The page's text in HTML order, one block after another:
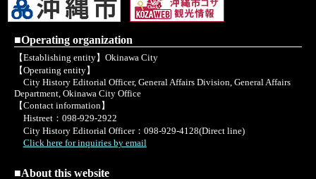
■Operating organization
【Establishing entity】Okinawa City
【Operating entity】
City History Editorial Officer, General Affairs Division, General Affairs
Department, Okinawa City Office
【Contact information】
Histreet：098-929-2922
City History Editorial Officer：098-929-4128(Direct line)
Click here for inquiries by email
■About this website